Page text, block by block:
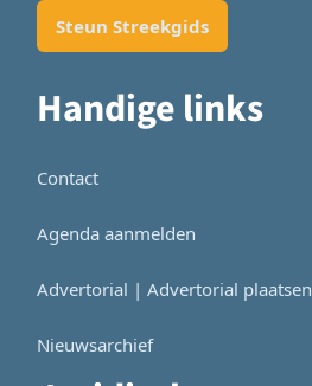
Steun Streekgids
Handige links
Contact
Agenda aanmelden
Advertorial | Advertorial plaatsen
Nieuwsarchief